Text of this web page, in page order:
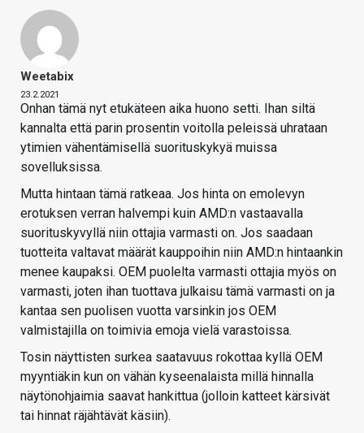
Weetabix
23.2.2021
Onhan tämä nyt etukäteen aika huono setti. Ihan siltä
kannalta että parin prosentin voitolla peleissä uhrataan
ytimien vähentämisellä suorituskykyä muissa
sovelluksissa.
Mutta hintaan tämä ratkeaa. Jos hinta on emolevyn
erotuksen verran halvempi kuin AMD:n vastaavalla
suorituskyvyllä niin ottajia varmasti on. Jos saadaan
tuotteita valtavat määrät kauppoihin niin AMD:n hintaankin
menee kaupaksi. OEM puolelta varmasti ottajia myös on
varmasti, joten ihan tuottava julkaisu tämä varmasti on ja
kantaa sen puolisen vuotta varsinkin jos OEM
valmistajilla on toimivia emoja vielä varastoissa.
Tosin näyttisten surkea saatavuus rokottaa kyllä OEM
myyntiäkin kun on vähän kyseenalaista millä hinnalla
näytönohjaimia saavat hankittua (jolloin katteet kärsivät
tai hinnat räjähtävät käsiin).